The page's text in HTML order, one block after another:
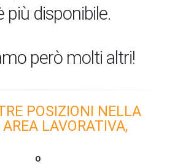
più disponibile.
però molti altri!
POSIZIONI NELLA
LAVORATIVA,
O